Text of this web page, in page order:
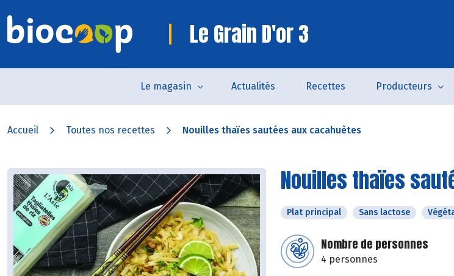
Le Grain D'or 3
Le magasin Actualités Recettes Producteurs
Accueil Toutes nos recettes Nouilles thaïes sautées aux cacahuètes
Nouilles thaïes
Plat principal Sans lactose
Nombre de personnes
4 personnes